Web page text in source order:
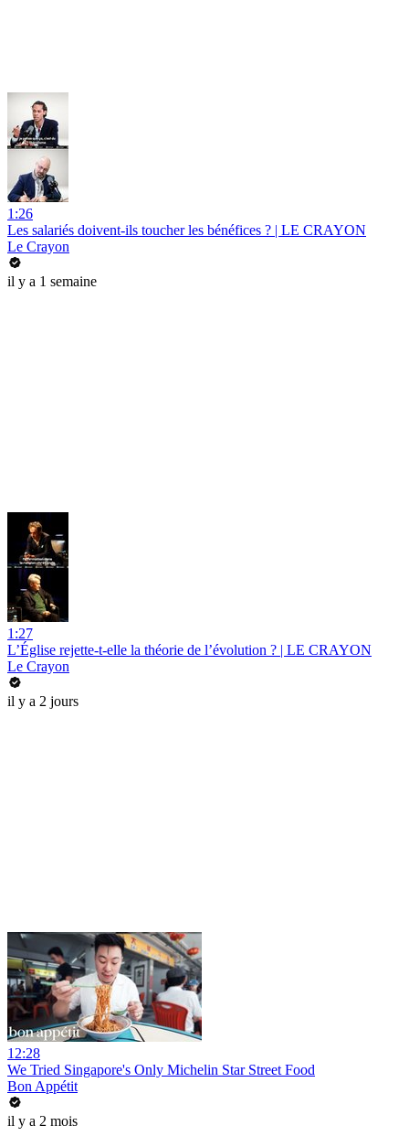
1:26
Les salariés doivent-ils toucher les bénéfices ? | LE CRAYON
Le Crayon
il y a 1 semaine
1:27
L’Église rejette-t-elle la théorie de l’évolution ? | LE CRAYON
Le Crayon
il y a 2 jours
12:28
We Tried Singapore's Only Michelin Star Street Food
Bon Appétit
il y a 2 mois